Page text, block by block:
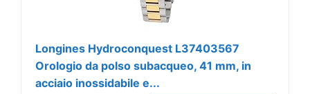
Longines Hydroconquest L37403567
Orologio da polso subacqueo, 41 mm, in
acciaio inossidabile e...